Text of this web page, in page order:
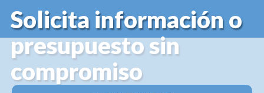
Solicita información o
presupuesto sin
compromiso